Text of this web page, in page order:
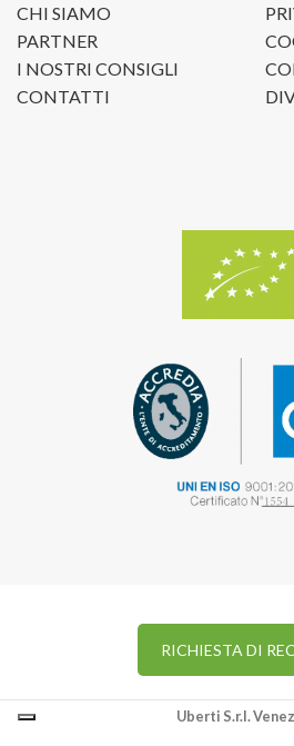
CHI SIAMO
PARTNER
I NOSTRI CONSIGLI
CONTATTI
RICHIESTA DI
Uberti S.r.l.